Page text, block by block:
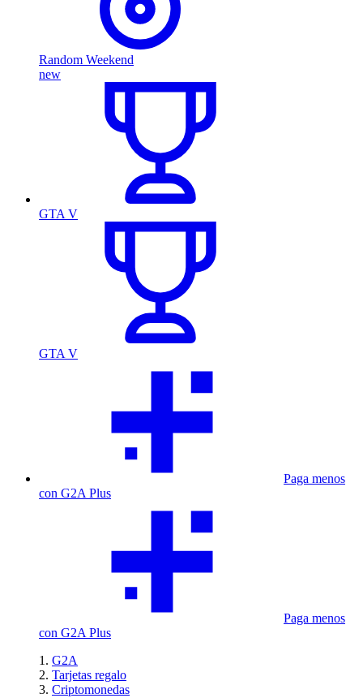
Random Weekend
new
GTA V
GTA V
Paga menos
con G2A Plus
Paga menos
con G2A Plus
G2A
Tarjetas regalo
Criptomonedas